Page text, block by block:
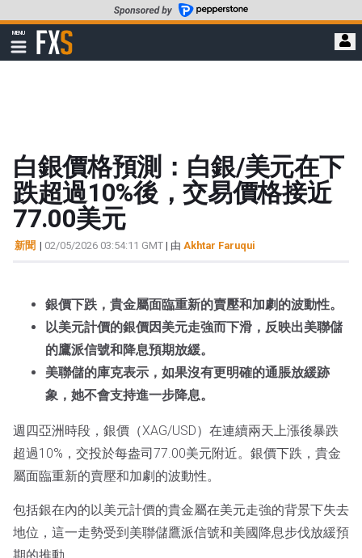
至
要
MENU
顯
示
FXStreet
白銀價格預測：白銀/美元在下
跌超過10%後，交易價格接近
77.00美元
新聞 | 02/05/2026 03:54:11 GMT | 由 Akhtar Faruqui
銀價下跌，貴金屬面臨重新的賣壓和加劇的波動性。
以美元計價的銀價因美元走強而下滑，反映出美聯儲
的鷹派信號和降息預期放緩。
美聯儲的庫克表示，如果沒有更明確的通脹放緩跡
象，她不會支持進一步降息。
週四亞洲時段，銀價（XAG/USD）在連續兩天上漲後暴跌
超過10%，交投於每盎司77.00美元附近。銀價下跌，貴金
屬面臨重新的賣壓和加劇的波動性。
包括銀在內的以美元計價的貴金屬在美元走強的背景下失去
地位，這一走勢受到美聯儲鷹派信號和美國降息步伐放緩預